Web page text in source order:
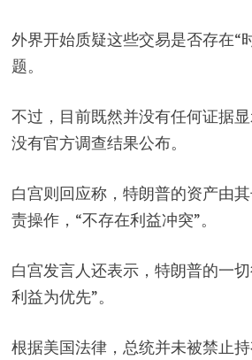
外界开始质疑这些交易是否存在“
题。
不过，目前既然并没有任何证据
没有官方调查结果公布。
白宫则回应称，特朗普的资产由
责操作，“不存在利益冲突”。
白宫发言人还表示，特朗普的一
利益为优先”。
根据美国法律，总统并未被禁止